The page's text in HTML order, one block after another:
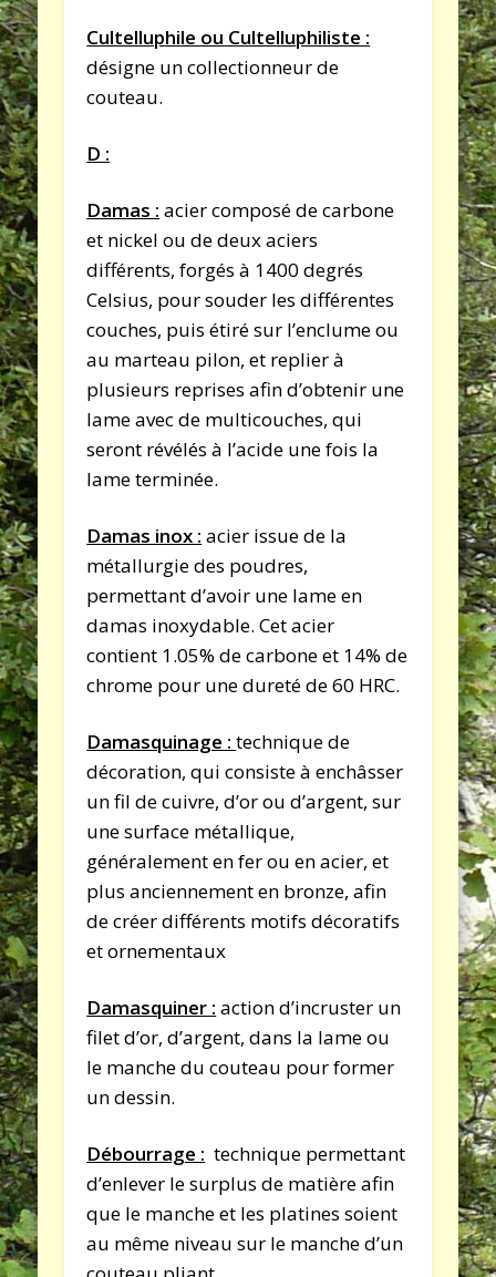
Cultelluphile ou Cultelluphiliste :
désigne un collectionneur de
couteau.
D :
Damas : acier composé de carbone
et nickel ou de deux aciers
différents, forgés à 1400 degrés
Celsius, pour souder les différentes
couches, puis étiré sur l’enclume ou
au marteau pilon, et replier à
plusieurs reprises afin d’obtenir une
lame avec de multicouches, qui
seront révélés à l’acide une fois la
lame terminée.
Damas inox : acier issue de la
métallurgie des poudres,
permettant d’avoir une lame en
damas inoxydable. Cet acier
contient 1.05% de carbone et 14% de
chrome pour une dureté de 60 HRC.
Damasquinage :technique de
décoration, qui consiste à enchâsser
un fil de cuivre, d’or ou d’argent, sur
une surface métallique,
généralement en fer ou en acier, et
plus anciennement en bronze, afin
de créer différents motifs décoratifs
et ornementaux
Damasquiner : action d’incruster un
filet d’or, d’argent, dans la lame ou
le manche du couteau pour former
un dessin.
Débourrage : technique permettant
d’enlever le surplus de matière afin
que le manche et les platines soient
au même niveau sur le manche d’un